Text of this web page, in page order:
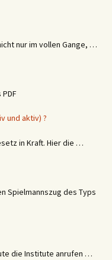
nur im vollen Gange, …
und aktiv) ?
in Kraft. Hier die …
Spielmannszug des Typs
die Institute anrufen …